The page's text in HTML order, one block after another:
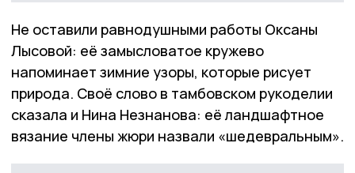
Не оставили равнодушными работы Оксаны
Лысовой: её замысловатое кружево
напоминает зимние узоры, которые рисует
природа. Своё слово в тамбовском рукоделии
сказала и Нина Незнанова: её ландшафтное
вязание члены жюри назвали «шедевральным».